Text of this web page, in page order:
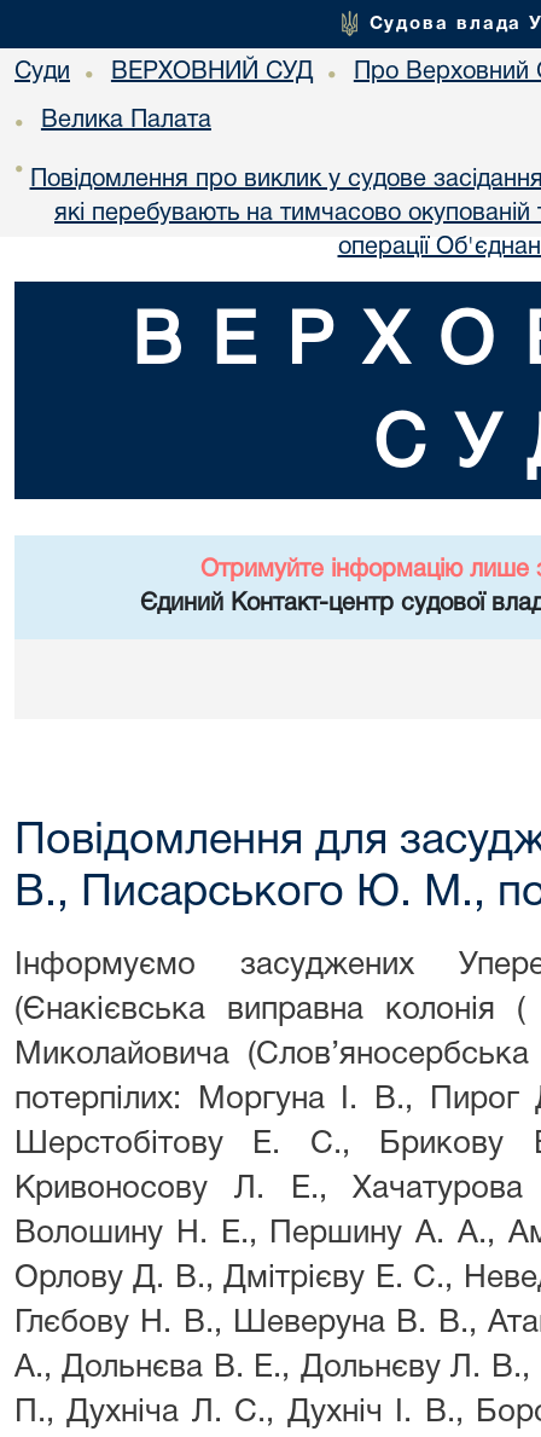
Судова влада
Суди • ВЕРХОВНИЙ СУД • Про Верховний
• Велика Палата
•
Повідомлення про виклик у судове
які перебувають на тимчасово окупованій
операції
Отримуйте інформацію лише
Єдиний Контакт-центр судової
Повідомлення для
В., Писарського Ю. М.,
Інформуємо засуджених
(Єнакієвська виправна
Миколайовича
потерпілих: Моргуна І. В.,
Шерстобітову Е. С.,
Кривоносову Л. Е.,
Волошину Н. Е., Першину А. А.,
Орлову Д. В., Дмітрієву Е. С.,
Глєбову Н. В., Шеверуна В. В.,
А., Дольнєва В. Е., Дольнєву Л.
П., Духніча Л. С., Духніч І. В.,